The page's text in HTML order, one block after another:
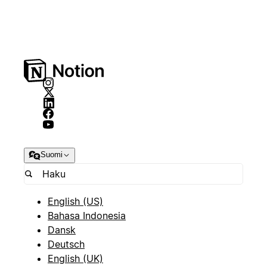
Suomi
English (US)
Bahasa Indonesia
Dansk
Deutsch
English (UK)